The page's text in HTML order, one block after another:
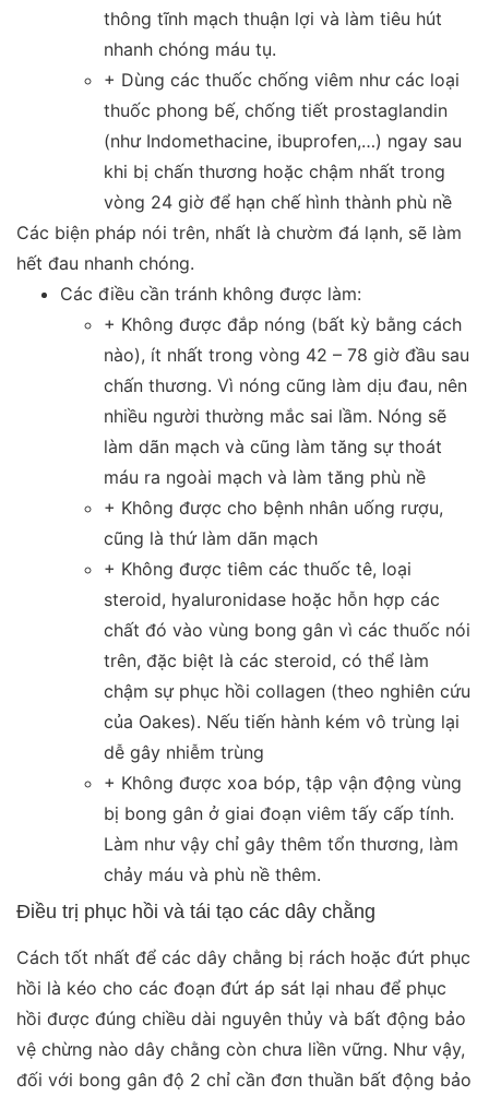
thông tĩnh mạch thuận lợi và làm tiêu hút
nhanh chóng máu tụ.
+ Dùng các thuốc chống viêm như các loại
thuốc phong bế, chống tiết prostaglandin
(như Indomethacine, ibuprofen,…) ngay sau
khi bị chấn thương hoặc chậm nhất trong
vòng 24 giờ để hạn chế hình thành phù nề
Các biện pháp nói trên, nhất là chườm đá lạnh, sẽ làm
hết đau nhanh chóng.
Các điều cần tránh không được làm:
+ Không được đắp nóng (bất kỳ bằng cách
nào), ít nhất trong vòng 42 – 78 giờ đầu sau
chấn thương. Vì nóng cũng làm dịu đau, nên
nhiều người thường mắc sai lầm. Nóng sẽ
làm dãn mạch và cũng làm tăng sự thoát
máu ra ngoài mạch và làm tăng phù nề
+ Không được cho bệnh nhân uống rượu,
cũng là thứ làm dãn mạch
+ Không được tiêm các thuốc tê, loại
steroid, hyaluronidase hoặc hỗn hợp các
chất đó vào vùng bong gân vì các thuốc nói
trên, đặc biệt là các steroid, có thể làm
chậm sự phục hồi collagen (theo nghiên cứu
của Oakes). Nếu tiến hành kém vô trùng lại
dễ gây nhiễm trùng
+ Không được xoa bóp, tập vận động vùng
bị bong gân ở giai đoạn viêm tấy cấp tính.
Làm như vậy chỉ gây thêm tổn thương, làm
chảy máu và phù nề thêm.
Điều trị phục hồi và tái tạo các dây chằng
Cách tốt nhất để các dây chằng bị rách hoặc đứt phục
hồi là kéo cho các đoạn đứt áp sát lại nhau để phục
hồi được đúng chiều dài nguyên thủy và bất động bảo
vệ chừng nào dây chằng còn chưa liền vững. Như vậy,
đối với bong gân độ 2 chỉ cần đơn thuần bất động bảo